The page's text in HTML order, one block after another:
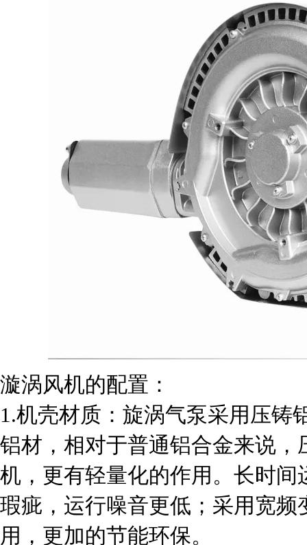
漩涡风机的配置：
1.机壳材质：旋涡气泵采用压铸
铝材，相对于普通铝合金来说
机，更有轻量化的作用。长时
瑕疵，运行噪音更低；采用宽
用，更加的节能环保。